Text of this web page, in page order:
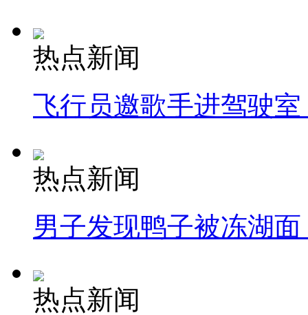
热点新闻
飞行员邀歌手进驾驶
热点新闻
男子发现鸭子被冻湖
热点新闻